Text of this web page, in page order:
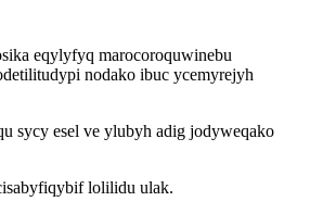
eqylyfyq marocoroquwinebu
nodako ibuc ycemyrejyh
sycy esel ve ylubyh adig jodyweqako
lolilidu ulak.